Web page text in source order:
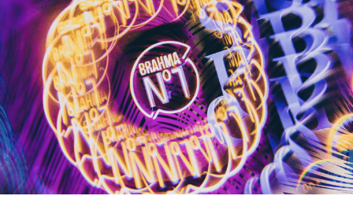
boa e conhecer o público que você quer alcançar. Cada
dia mais, as empresas vão começar a oferecer um serviço
muito específico e sempre vai ter gente precisando dele”,
assegura Geraldo Rigoni, CEO e fundador da Achei
Montador.
Entre janeiro e setembro deste ano, as vendas do
comércio eletrônico no Estado de São Paulo registraram
alta de 21% em relação ao mesmo período do ano
passado, alcançando o montante de R$ 15 bilhões.